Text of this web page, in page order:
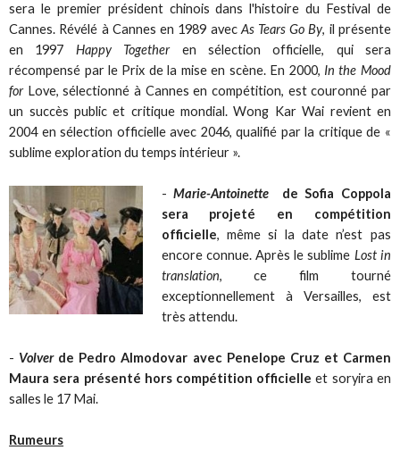
sera le premier président chinois dans l'histoire du Festival de
Cannes. Révélé à Cannes en 1989 avecAs Tears Go By, il présente
en 1997 Happy Togetheren sélection officielle, qui sera
récompensé par le Prix de la mise en scène. En 2000, In the Mood
forLove, sélectionné à Cannes en compétition, est couronné par
un succès public et critique mondial. Wong Kar Wai revient en
2004 en sélection officielle avec 2046, qualifié par la critique de «
sublime exploration du temps intérieur ».
-Marie-Antoinette de Sofia Coppola
sera projeté en compétition
officielle, même si la date n’est pas
encore connue. Après le sublime Lost in
translation, ce film tourné
exceptionnellement à Versailles, est
très attendu.
- Volverde Pedro Almodovar avec Penelope Cruz et Carmen
Maura sera présenté hors compétition officielle et soryira en
salles le 17 Mai.
Rumeurs